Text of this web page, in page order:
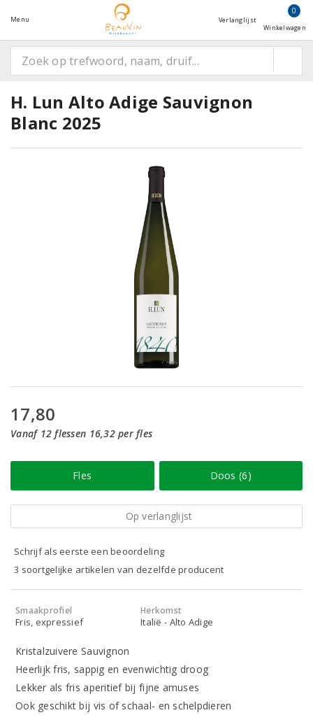
Menu Verlanglijst
0
Winkelwagen
H. Lun Alto Adige Sauvignon
Blanc 2025
17,80
Vanaf 12 flessen 16,32 per fles
Fles Doos (6)
Op verlanglijst
Schrijf als eerste een beoordeling
3 soortgelijke artikelen van dezelfde producent
Smaakprofiel
Fris, expressief
Herkomst
Italië - Alto Adige
Kristalzuivere Sauvignon
Heerlijk fris, sappig en evenwichtig droog
Lekker als fris aperitief bij fijne amuses
Ook geschikt bij vis of schaal- en schelpdieren